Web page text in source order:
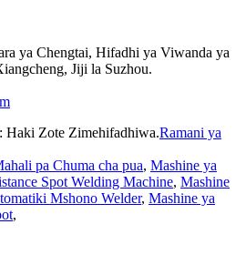
ya Chengtai, Hifadhi ya Viwanda ya
Jiji la Suzhou.
Zote Zimehifadhiwa.Ramani ya
pa Chuma cha pua, Mashine ya
Spot Welding Machine, Mashine
Mshono Welder, Mashine ya
,